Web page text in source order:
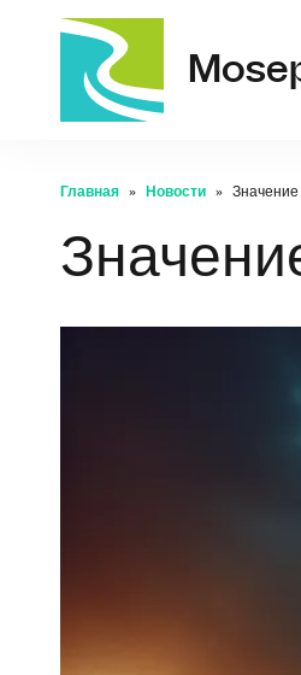
Главная Новости Значение